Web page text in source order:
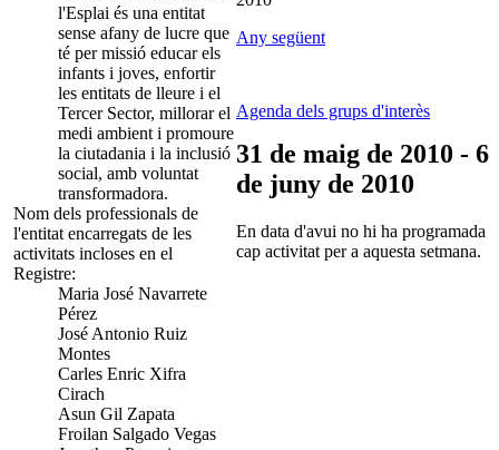
l'Esplai és una entitat
sense afany de lucre que
té per missió educar els
infants i joves, enfortir
les entitats de lleure i el
Tercer Sector, millorar el
medi ambient i promoure
la ciutadania i la inclusió
social, amb voluntat
transformadora.
Nom dels professionals de
l'entitat encarregats de les
activitats incloses en el
Registre:
Maria José Navarrete
Pérez
José Antonio Ruiz
Montes
Carles Enric Xifra
Cirach
Asun Gil Zapata
Froilan Salgado Vegas
Any següent
Agenda dels grups d'interès
31 de maig de 2010 - 6
de juny de 2010
En data d'avui no hi ha programada
cap activitat per a aquesta setmana.